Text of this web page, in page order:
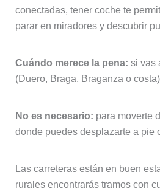
conectadas, tener coche te
parar en miradores y descubrir
Cuándo merece la pena: si vas
(Duero, Braga, Braganza o
No es necesario: para moverte
donde puedes desplazarte a pie
Las carreteras están en buen
rurales encontrarás tramos con